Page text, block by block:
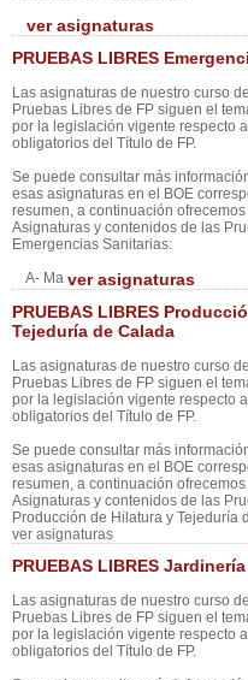
ver asignaturas
PRUEBAS LIBRES
Las asignaturas de nuestro curso
Pruebas Libres de FP siguen el
por la legislación vigente respecto
obligatorios del Título de FP.
Se puede consultar más
esas asignaturas en el BOE
resumen, a continuación
Asignaturas y contenidos de las
Emergencias Sanitarias:
A- Ma ver asignaturas
PRUEBAS LIBRES
Tejeduría de Calada
Las asignaturas de nuestro curso
Pruebas Libres de FP siguen el
por la legislación vigente respecto
obligatorios del Título de FP.
Se puede consultar más
esas asignaturas en el BOE
resumen, a continuación
Asignaturas y contenidos de las
Producción de Hilatura y Tejeduría
ver asignaturas
PRUEBAS LIBRES Jardinería
Las asignaturas de nuestro curso
Pruebas Libres de FP siguen el
por la legislación vigente respecto
obligatorios del Título de FP.